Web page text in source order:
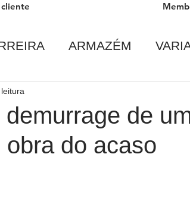
ARMAZÉM
de
do acaso